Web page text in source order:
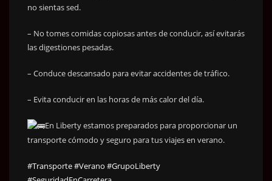
no sientas sed.
– No tomes comidas copiosas antes de conducir, así evitarás
las digestiones pesadas.
– Conduce descansado para evitar accidentes de tráfico.
– Evita conducir en las horas de más calor del día.
En Liberty estamos preparados para proporcionar un
transporte cómodo y seguro para tus viajes en verano.
#Transporte#Verano #GrupoLiberty